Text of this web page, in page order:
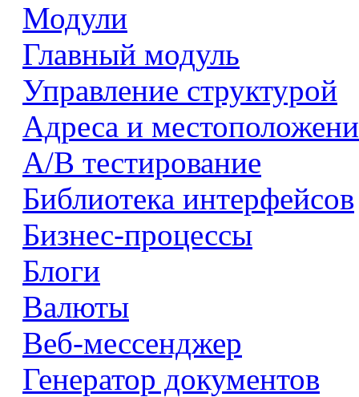
Модули
Главный модуль
Управление структурой
Адреса и
А/В тестирование
Библиотека интерфейсов
Бизнес-процессы
Блоги
Валюты
Веб-мессенджер
Генератор документов